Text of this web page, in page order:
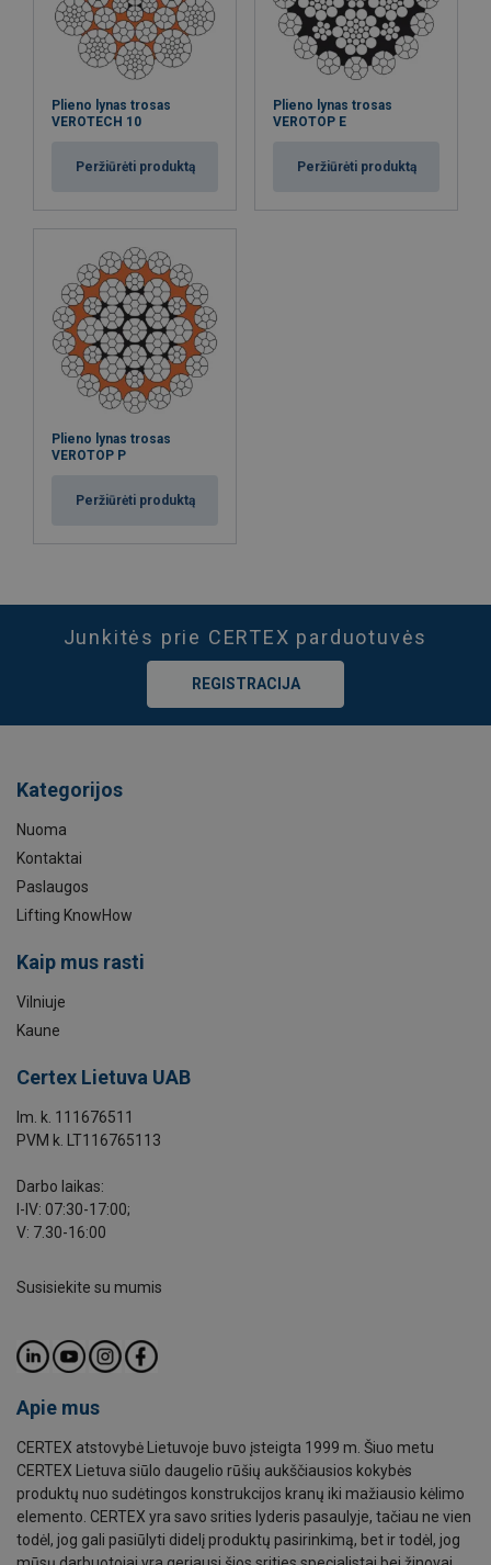
Plieno lynas trosas
VEROTECH 10
Peržiūrėti produktą
Plieno lynas trosas
VEROTOP E
Peržiūrėti produktą
Plieno lynas trosas
VEROTOP P
Peržiūrėti produktą
Junkitės prie CERTEX parduotuvės
REGISTRACIJA
Kategorijos
Nuoma
Kontaktai
Paslaugos
Lifting KnowHow
Kaip mus rasti
Vilniuje
Kaune
Certex Lietuva UAB
Im. k. 111676511
PVM k. LT116765113
Darbo laikas:
I-IV: 07:30-17:00;
V: 7.30-16:00
Susisiekite su mumis
Apie mus
CERTEX atstovybė Lietuvoje buvo įsteigta 1999 m. Šiuo metu
CERTEX Lietuva siūlo daugelio rūšių aukščiausios kokybės
produktų nuo sudėtingos konstrukcijos kranų iki mažiausio kėlimo
elemento. CERTEX yra savo srities lyderis pasaulyje, tačiau ne vien
todėl, jog gali pasiūlyti didelį produktų pasirinkimą, bet ir todėl, jog